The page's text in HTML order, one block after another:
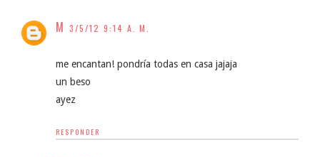
M 3/5/12 9:14 A. M.
me encantan! pondría todas en casa jajaja
un beso
ayez
RESPONDER